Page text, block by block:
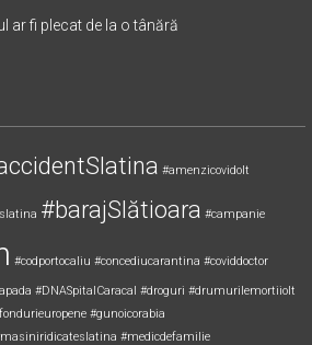
ar fi plecat de la o tânără
#amenzicovidolt
#barajSlătioara #campanie
#codportocaliu #concediucarantina #coviddoctor
#DNASpitalCaracal #droguri #drumurilemortiiolt
#gunoicorabia
#medicdefamilie